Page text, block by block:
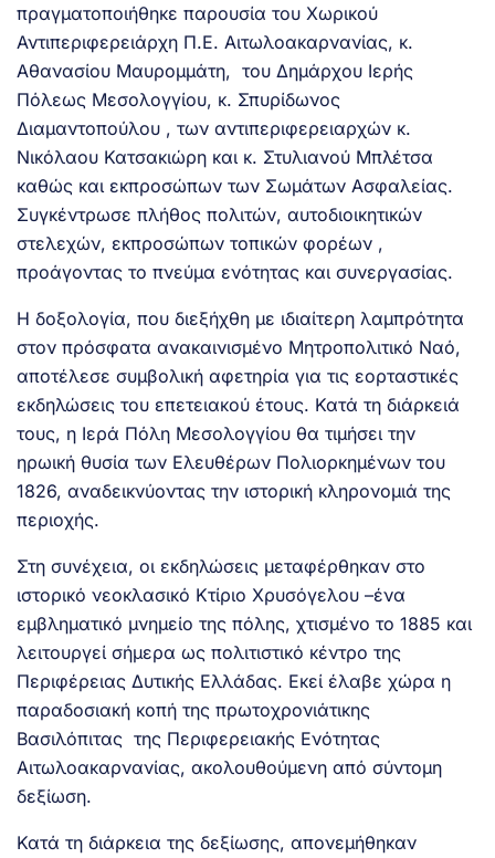
πραγματοποιήθηκε παρουσία του Χωρικού
Αντιπεριφερειάρχη Π.Ε. Αιτωλοακαρνανίας, κ.
Αθανασίου Μαυρομμάτη, του Δημάρχου Ιερής
Πόλεως Μεσολογγίου, κ. Σπυρίδωνος
Διαμαντοπούλου , των αντιπεριφερειαρχών κ.
Νικόλαου Κατσακιώρη και κ. Στυλιανού Μπλέτσα
καθώς και εκπροσώπων των Σωμάτων Ασφαλείας.
Συγκέντρωσε πλήθος πολιτών, αυτοδιοικητικών
στελεχών, εκπροσώπων τοπικών φορέων ,
προάγοντας το πνεύμα ενότητας και συνεργασίας.
Η δοξολογία, που διεξήχθη με ιδιαίτερη λαμπρότητα
στον πρόσφατα ανακαινισμένο Μητροπολιτικό Ναό,
αποτέλεσε συμβολική αφετηρία για τις εορταστικές
εκδηλώσεις του επετειακού έτους. Κατά τη διάρκειά
τους, η Ιερά Πόλη Μεσολογγίου θα τιμήσει την
ηρωική θυσία των Ελευθέρων Πολιορκημένων του
1826, αναδεικνύοντας την ιστορική κληρονομιά της
περιοχής.
Στη συνέχεια, οι εκδηλώσεις μεταφέρθηκαν στο
ιστορικό νεοκλασικό Κτίριο Χρυσόγελου –ένα
εμβληματικό μνημείο της πόλης, χτισμένο το 1885 και
λειτουργεί σήμερα ως πολιτιστικό κέντρο της
Περιφέρειας Δυτικής Ελλάδας. Εκεί έλαβε χώρα η
παραδοσιακή κοπή της πρωτοχρονιάτικης
Βασιλόπιτας της Περιφερειακής Ενότητας
Αιτωλοακαρνανίας, ακολουθούμενη από σύντομη
δεξίωση.
Κατά τη διάρκεια της δεξίωσης, απονεμήθηκαν